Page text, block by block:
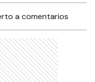
a comentarios